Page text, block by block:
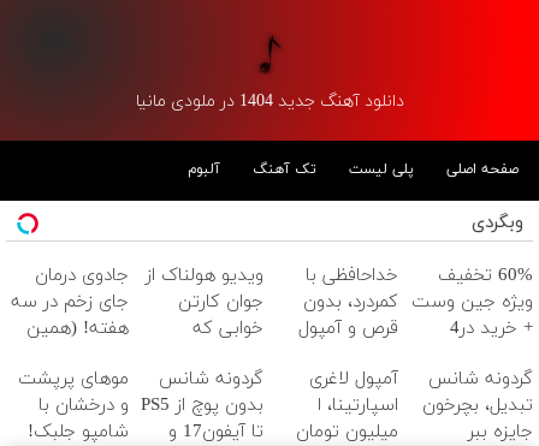
دانلود آهنگ جدید 1404 در ملودی مانیا
صفحه اصلی پلی لیست تک آهنگ آلبوم
وبگردی
60% تخفیف
ویژه جین وست
+ خرید در4
خداحافظی با
کمردرد، بدون
قرص و آمپول
ویدیو هولناک از
جوان کارتن
خوابی که
آموزش رایگان
جادوی درمان
جای زخم در سه
هفته! (همین
صحبت کنید)
گردونه شانس
تبدیل، بچرخون
جایزه ببر
آمپول لاغری
اسپارتینا، ا
میلیون تومان
گردونه شانس
بدون پوچ از PS5
تا آیفون17 و
موهای پرپشت
و درخشان با
شامپو جلبک!